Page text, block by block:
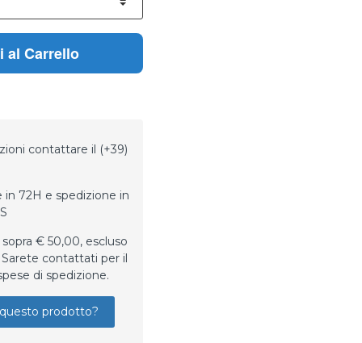
Carrello
contattare il (+39)
72H e spedizione in
€ 50,00, escluso
contattati per il
di spedizione.
prodotto?